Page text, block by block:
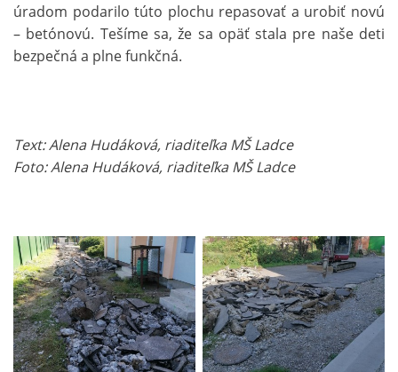
úradom podarilo túto plochu repasovať a urobiť novú
– betónovú. Tešíme sa, že sa opäť stala pre naše deti
bezpečná a plne funkčná.
Text: Alena Hudáková, riaditeľka MŠ Ladce
Foto: Alena Hudáková, riaditeľka MŠ Ladce